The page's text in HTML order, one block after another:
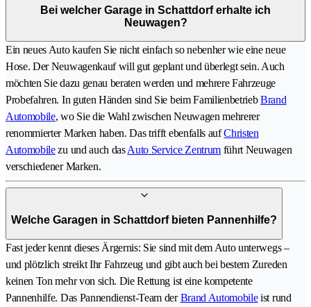
Bei welcher Garage in Schattdorf erhalte ich
Neuwagen?
Ein neues Auto kaufen Sie nicht einfach so nebenher wie eine neue
Hose. Der Neuwagenkauf will gut geplant und überlegt sein. Auch
möchten Sie dazu genau beraten werden und mehrere Fahrzeuge
Probefahren. In guten Händen sind Sie beim FamilienbetriebBrand
Automobile, wo Sie die Wahl zwischen Neuwagen mehrerer
renommierter Marken haben. Das trifft ebenfalls aufChristen
Automobilezu und auch dasAuto Service Zentrumführt Neuwagen
verschiedener Marken.
Welche Garagen in Schattdorf bieten Pannenhilfe?
Fast jeder kennt dieses Ärgernis: Sie sind mit dem Auto unterwegs –
und plötzlich streikt Ihr Fahrzeug und gibt auch bei bestem Zureden
keinen Ton mehr von sich. Die Rettung ist eine kompetente
Pannenhilfe. Das Pannendienst-Team derBrand Automobileist rund